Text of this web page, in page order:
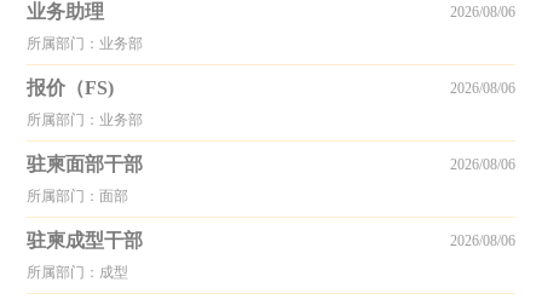
业务助理
所属部门：业务部
2026/08/06
报价（FS)
所属部门：业务部
2026/08/06
驻柬面部干部
所属部门：面部
2026/08/06
驻柬成型干部
所属部门：成型
2026/08/06